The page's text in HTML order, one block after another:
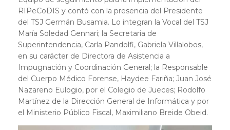
RIPeCoDIS y contó con la presencia del Presidente
del TSJ Germán Busamia. Lo integran la Vocal del TSJ
María Soledad Gennari; la Secretaria de
Superintendencia, Carla Pandolfi, Gabriela Villalobos,
en su carácter de Directora de Asistencia a
Impugnación y Coordinación General; la Responsable
del Cuerpo Médico Forense, Haydee Fariña; Juan José
Nazareno Eulogio, por el Colegio de Jueces; Rodolfo
Martínez de la Dirección General de Informática y por
el Ministerio Público Fiscal, Maximiliano Breide Obeid.